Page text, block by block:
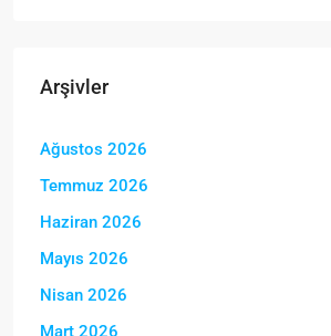
Arşivler
Ağustos 2026
Temmuz 2026
Haziran 2026
Mayıs 2026
Nisan 2026
Mart 2026